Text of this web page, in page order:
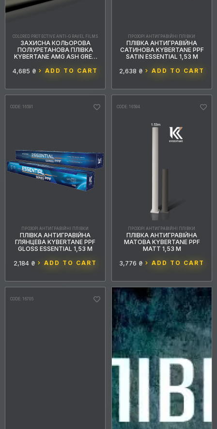
MAIN SHADE
сірий 20 5
8 3
2
бірюзовий 4
золотистий 3
салатовий 2 сріблястий 2
COLORED PROTECTIVE ANTI-GRAVEL FILMS
ЗАХИСНА КОЛЬОРОВА
ПОЛІУРЕТАНОВА ПЛІВКА
KYBERTANE AMG ASH GREY
4,685 ₴ ADD TO CART
ПРОЗОРІ АНТИГРАВІЙНІ ПЛІВКИ
ПЛІВКА АНТИГРАВІЙНА
САТИНОВА KYBERTANE PPF
SATIN ESSENTIAL 1,53 М
2,638 ₴ ADD TO CART
CODE: 16591
ПРОЗОРІ АНТИГРАВІЙНІ ПЛІВКИ
ПЛІВКА АНТИГРАВІЙНА
ГЛЯНЦЕВА KYBERTANE PPF
GLOSS ESSENTIAL 1,53 М
2,184 ₴ ADD TO CART
CODE: 16594
ПРОЗОРІ АНТИГРАВІЙНІ ПЛІВКИ
ПЛІВКА АНТИГРАВІЙНА
МАТОВА KYBERTANE PPF
MATT 1,53 М
3,776 ₴ ADD TO CART
CODE: 16705